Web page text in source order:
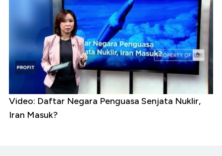
Video: Daftar Negara Penguasa Senjata Nuklir,
Iran Masuk?